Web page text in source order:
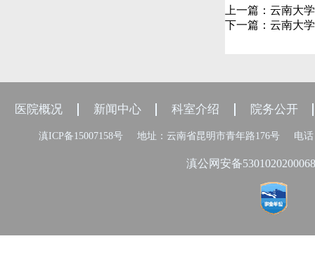
上一篇： 云南大
下一篇： 云南大
医院概况 新闻中心 科室介绍 院务公开
滇ICP备15007158号 地址：云南省昆明市青年路176号 电话
滇公网安备